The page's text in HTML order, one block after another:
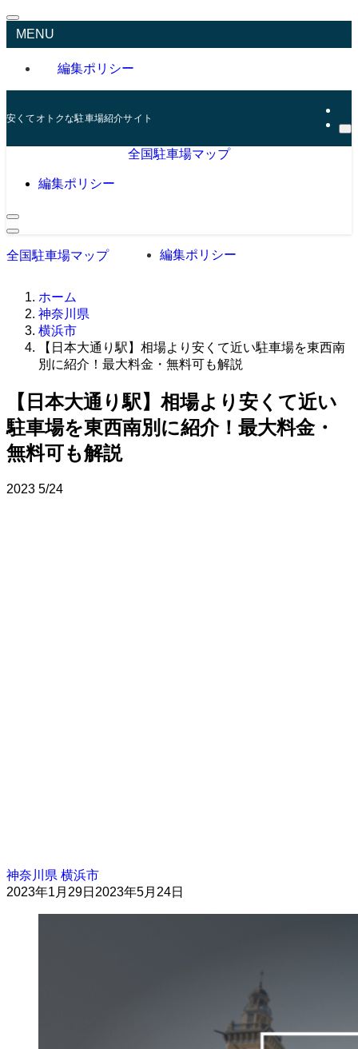
MENU
編集ポリシー
安くてオトクな駐車場紹介サイト
全国駐車場マップ
編集ポリシー
全国駐車場マップ 編集ポリシー
ホーム
神奈川県
横浜市
【日本大通り駅】相場より安くて近い駐車場を東西南
別に紹介！最大料金・無料可も解説
【日本大通り駅】相場より安くて近い
駐車場を東西南別に紹介！最大料金・
無料可も解説
2023 5/24
神奈川県 横浜市
2023年1月29日 2023年5月24日